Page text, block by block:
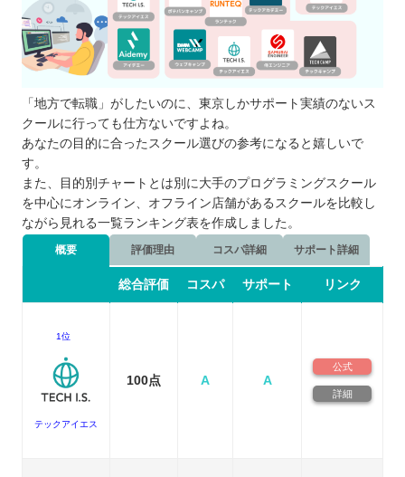
探したい⭐️
北海道 / 東北
関東
近畿
中国
「地方で転職」がしたいのに、東京しかサポート実績のないス
クールに行っても仕方ないですよね。
あなたの目的に合ったスクール選びの参考になると嬉しいで
す。
また、目的別チャートとは別に大手のプログラミングスクール
を中心にオンライン、オフライン店舗があるスクールを比較し
ながら見れる一覧ランキング表を作成しました。
概要 評価理由 コスパ詳細 サポート詳細
総合評価 コスパ サポート リンク
1位
テックアイエス
100点 A A
公式
詳細